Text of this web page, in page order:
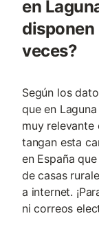
en
veces?
Según los
que en
muy relevante
tangan esta
en España
de casas
a internet.
ni correos